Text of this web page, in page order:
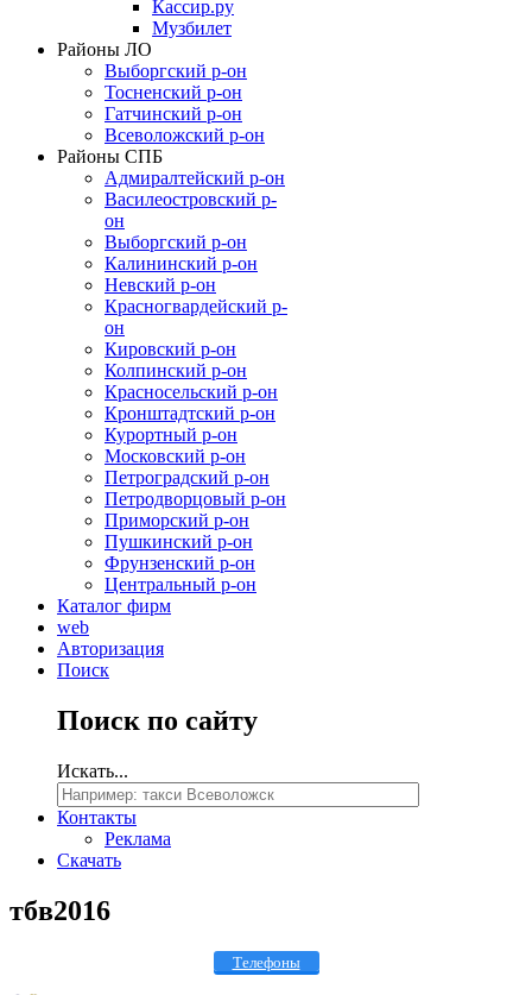
Кассир.ру
Музбилет
Районы ЛО
Выборгский р-он
Тосненский р-он
Гатчинский р-он
Всеволожский р-он
Районы СПБ
Адмиралтейский р-он
Василеостровский р-
он
Выборгский р-он
Калининский р-он
Невский р-он
Красногвардейский р-
он
Кировский р-он
Колпинский р-он
Красносельский р-он
Кронштадтский р-он
Курортный р-он
Московский р-он
Петроградский р-он
Петродворцовый р-он
Приморский р-он
Пушкинский р-он
Фрунзенский р-он
Центральный р-он
Каталог фирм
web
Авторизация
Поиск
Поиск по сайту
Искать...
Контакты
Реклама
Скачать
тбв2016
Телефоны